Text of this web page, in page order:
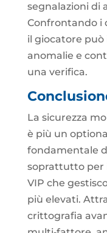
segnalazioni di
Confrontando i
il giocatore
anomalie e
una verifica.
La sicurezza
è più un
fondamentale
soprattutto per
VIP che
più elevati.
crittografia